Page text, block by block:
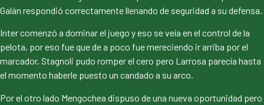
Galán respondió correctamente llenando de seguridad a su defensa.
Inter comenzó a dominar el juego y eso se veía en el control de la
pelota, por eso fue que de a poco fue mereciendo ir arriba por el
marcador, Stagnoli pudo romper el cero pero Larrosa parecía hasta
el momento haberle puesto un candado a su arco.
Por el otro lado Mengochea dispuso de una nueva oportunidad pero